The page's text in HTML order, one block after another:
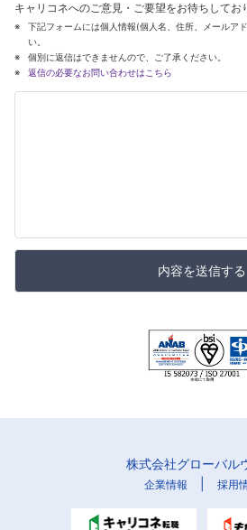
キャリコネへのご意見・ご要望をお待ちしてお
下記フォームには個人情報(個人名、住所、メールア
い。
個別に返信はできませんので、ご了承ください。
返信の必要なお問い合わせはこちら
内容を送信する
株式会社グローバル
企業情報 採用